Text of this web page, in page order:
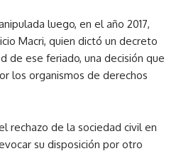
luego, en el año 2017,
Macri, quien dictó un decreto
de ese feriado, una decisión que
los organismos de derechos
rechazo de la sociedad civil en
su disposición por otro